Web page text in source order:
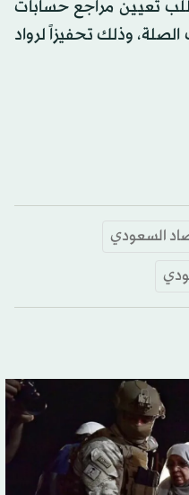
تعيين مراجع حسابات
وذلك تحفيزاً لرواد
السعودي